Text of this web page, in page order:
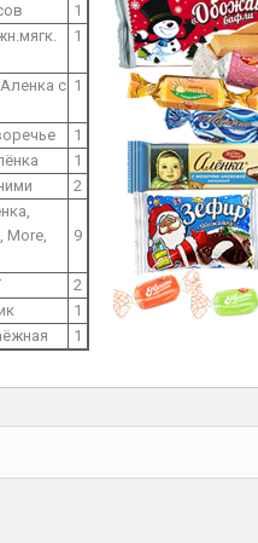
1
1
с 1
1
1
2
More,
9
2
1
1